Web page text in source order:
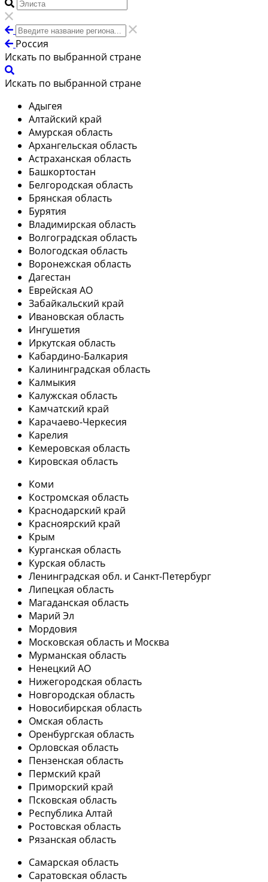
Россия
Искать по выбранной стране
Искать по выбранной стране
Адыгея
Алтайский край
Амурская область
Архангельская область
Астраханская область
Башкортостан
Белгородская область
Брянская область
Бурятия
Владимирская область
Волгоградская область
Вологодская область
Воронежская область
Дагестан
Еврейская АО
Забайкальский край
Ивановская область
Ингушетия
Иркутская область
Кабардино-Балкария
Калининградская область
Калмыкия
Калужская область
Камчатский край
Карачаево-Черкесия
Карелия
Кемеровская область
Кировская область
Коми
Костромская область
Краснодарский край
Красноярский край
Крым
Курганская область
Курская область
Ленинградская обл. и Санкт-Петербург
Липецкая область
Магаданская область
Марий Эл
Мордовия
Московская область и Москва
Мурманская область
Ненецкий АО
Нижегородская область
Новгородская область
Новосибирская область
Омская область
Оренбургская область
Орловская область
Пензенская область
Пермский край
Приморский край
Псковская область
Республика Алтай
Ростовская область
Рязанская область
Самарская область
Саратовская область